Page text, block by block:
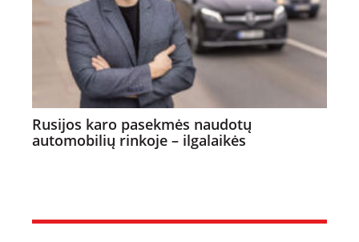
Rusijos karo pasekmės naudotų
automobilių rinkoje – ilgalaikės